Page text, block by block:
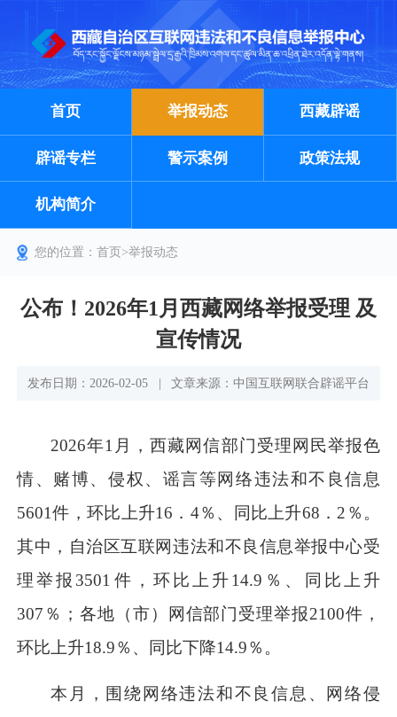
首页 举报动态 西藏辟谣
辟谣专栏 警示案例 政策法规
机构简介
您的位置：首页>举报动态
公布！2026年1月西藏网络举报受理 及
宣传情况
发布日期：2026-02-05 | 文章来源：中国互联网联合辟谣平台
2026年1 月，西藏网信部门受理网民举报色
情、赌博、 侵权、 谣言等网络违法和不良信息
5601件 ，环比上升16 ． 4％ 、同比上升68 ．2 ％ 。
其中，自治区互联网违法和不良信息举报中心受
理举报 3501 件，环比上升14.9 ％ 、同比上升
307 ％ ；各地（市）网信部门受理举报2100件，
环比上升18.9％ 、同比下降14.9％ 。
本月，围绕网络违法和不良信息、 网络侵